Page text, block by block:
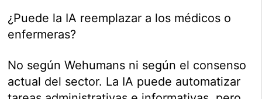
¿Puede la IA reemplazar a los médicos o
enfermeras?
No según Wehumans ni según el consenso
actual del sector. La IA puede automatizar